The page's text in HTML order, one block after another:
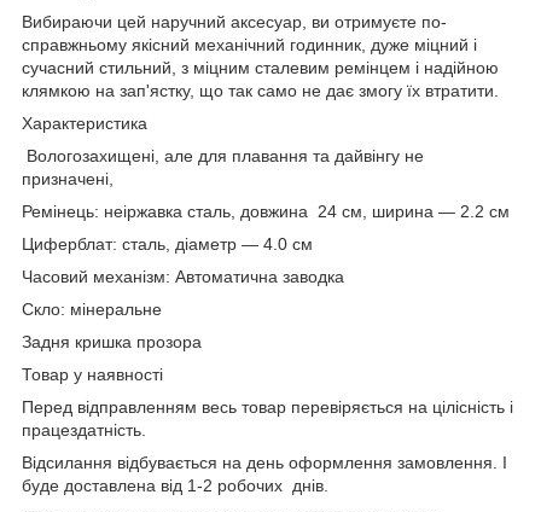
Вибираючи цей наручний аксесуар, ви отримуєте по-
справжньому якісний механічний годинник, дуже міцний і
сучасний стильний, з міцним сталевим ремінцем і надійною
клямкою на зап'ястку, що так само не дає змогу їх втратити.
Характеристика
Вологозахищені, але для плавання та дайвінгу не
призначені,
Ремінець: неіржавка сталь, довжина 24 см, ширина — 2.2 см
Циферблат: сталь, діаметр — 4.0 см
Часовий механізм: Автоматична заводка
Скло: мінеральне
Задня кришка прозора
Товар у наявності
Перед відправленням весь товар перевіряється на цілісність і
працездатність.
Відсилання відбувається на день оформлення замовлення. І
буде доставлена від 1-2 робочих днів.